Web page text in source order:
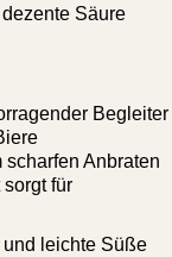
Säure
Begleiter
scharfen Anbraten
für
leichte Süße